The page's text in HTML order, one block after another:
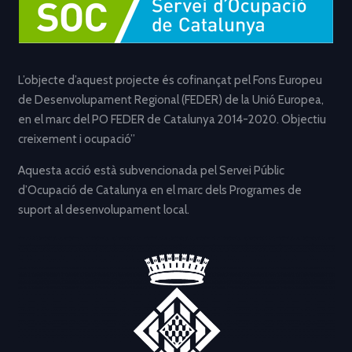
L’objecte d’aquest projecte és cofinançat pel Fons Europeu
de Desenvolupament Regional (FEDER) de la Unió Europea,
en el marc del PO FEDER de Catalunya 2014-2020. Objectiu
creixement i ocupació”
Aquesta acció està subvencionada pel Servei Públic
d’Ocupació de Catalunya en el marc dels Programes de
suport al desenvolupament local.